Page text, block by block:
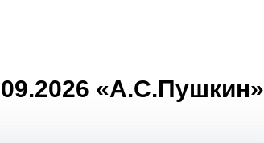
«А.С.Пушкин»